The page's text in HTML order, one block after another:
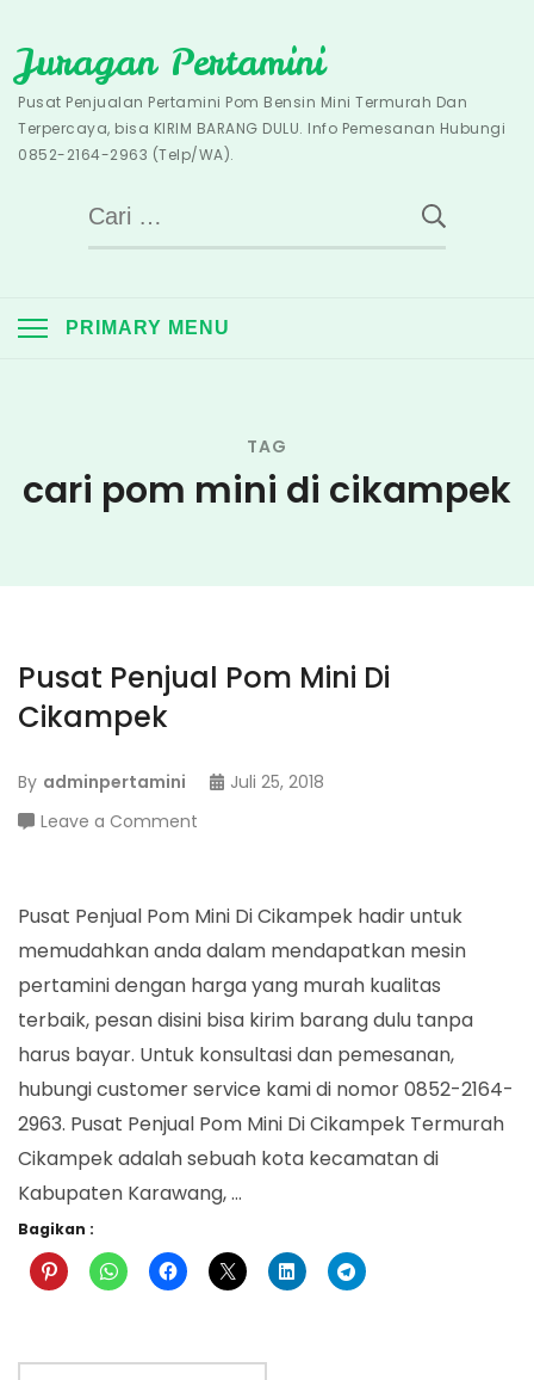
to
content
Juragan Pertamini
Pusat Penjualan Pertamini Pom Bensin Mini Termurah Dan
Terpercaya, bisa KIRIM BARANG DULU. Info Pemesanan Hubungi
0852-2164-2963 (Telp/WA).
Cari
untuk:
PRIMARY MENU
TAG
cari pom mini di cikampek
Pusat Penjual Pom Mini Di
Cikampek
By adminpertamini
Juli 25, 2018
Leave a Comment
Pom
Mini
Di
Cikampek
Pusat Penjual Pom Mini Di Cikampek hadir untuk
memudahkan anda dalam mendapatkan mesin
pertamini dengan harga yang murah kualitas
terbaik, pesan disini bisa kirim barang dulu tanpa
harus bayar. Untuk konsultasi dan pemesanan,
hubungi customer service kami di nomor 0852-2164-
2963. Pusat Penjual Pom Mini Di Cikampek Termurah
Cikampek adalah sebuah kota kecamatan di
Kabupaten Karawang, …
Bagikan :